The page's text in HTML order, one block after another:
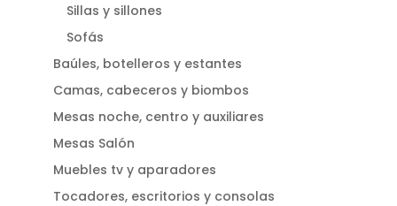
Sillas y sillones
Sofás
Baúles, botelleros y estantes
Camas, cabeceros y biombos
Mesas noche, centro y auxiliares
Mesas Salón
Muebles tv y aparadores
Tocadores, escritorios y consolas